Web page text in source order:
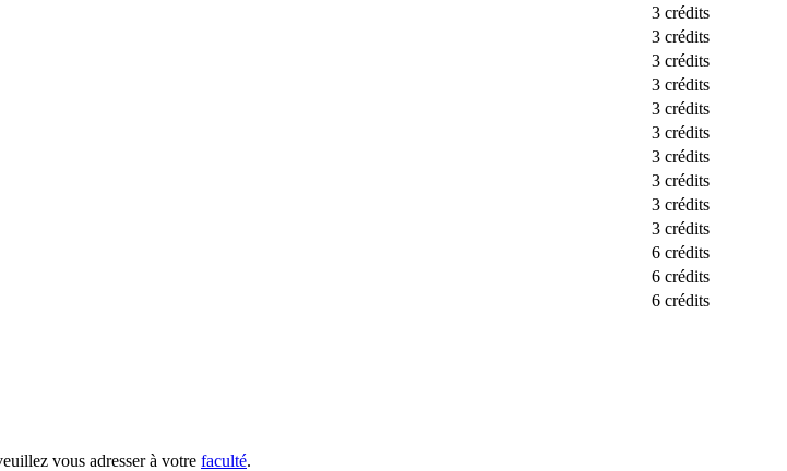
3 crédits
3 crédits
3 crédits
3 crédits
3 crédits
3 crédits
3 crédits
3 crédits
3 crédits
3 crédits
6 crédits
6 crédits
6 crédits
vous adresser à votre faculté.